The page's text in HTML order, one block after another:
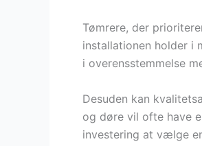
Tømrere, der
installationen holder i
i overensstemmelse
Desuden kan
og døre vil ofte have
investering at vælge